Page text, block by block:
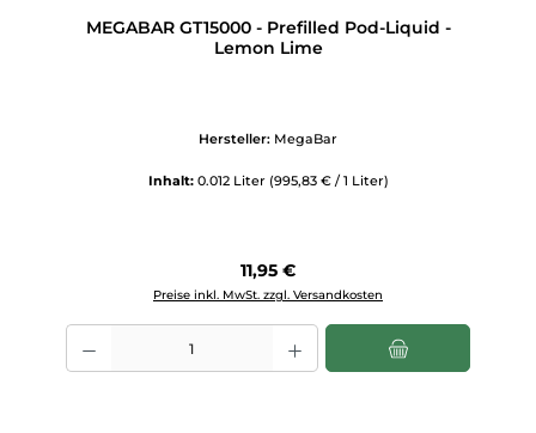
MEGABAR GT15000 - Prefilled Pod-Liquid -
Lemon Lime
Hersteller: MegaBar
Inhalt: 0.012 Liter (995,83 € / 1 Liter)
Regulärer Preis:
11,95 €
Preise inkl. MwSt. zzgl. Versandkosten
Produkt Anzahl: Gib den gewünschten Wert ein oder benutze die